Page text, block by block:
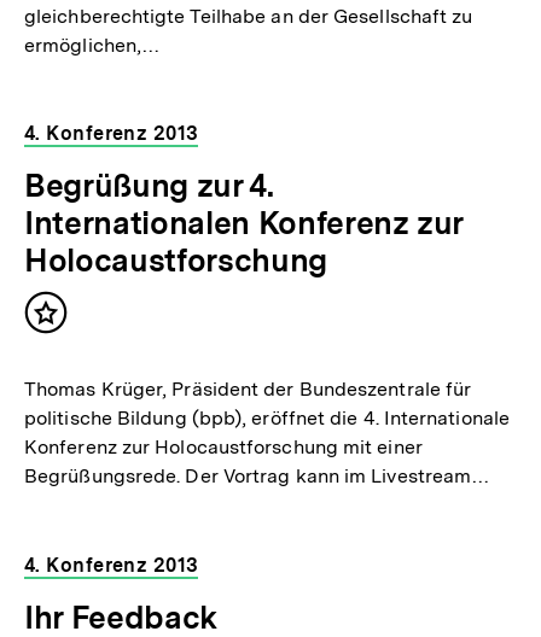
gleichberechtigte Teilhabe an der Gesellschaft zu
ermöglichen,…
4. Konferenz 2013
Begrüßung zur 4.
Internationalen Konferenz zur
Holocaustforschung
Inhalt
Thomas Krüger, Präsident der Bundeszentrale für
politische Bildung (bpb), eröffnet die 4. Internationale
Konferenz zur Holocaustforschung mit einer
Begrüßungsrede. Der Vortrag kann im Livestream…
4. Konferenz 2013
Ihr Feedback